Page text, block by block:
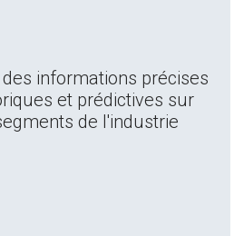
informations précises
et prédictives sur
de l'industrie